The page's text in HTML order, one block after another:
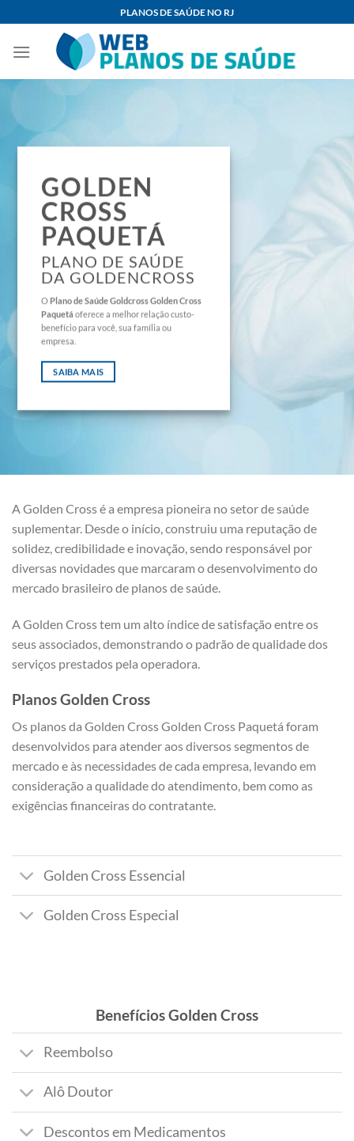
content
PLANOS DE SAÚDE NO RJ
GOLDEN
CROSS
PAQUETÁ
PLANO DE SAÚDE
DA GOLDENCROSS
O Plano de SaúdeGoldcross Golden Cross
Paquetá oferece a melhor relação custo-
benefício para você, sua família ou
empresa.
SAIBA MAIS
A Golden Cross é a empresa pioneira no setor de saúde
suplementar. Desde o início, construiu uma reputação de
solidez, credibilidade e inovação, sendo responsável por
diversas novidades que marcaram o desenvolvimento do
mercado brasileiro de planos de saúde.
A Golden Cross tem um alto índice de satisfação entre os
seus associados, demonstrando o padrão de qualidade dos
serviços prestados pela operadora.
Planos Golden Cross
Os planos da Golden Cross Golden Cross Paquetá foram
desenvolvidos para atender aos diversos segmentos de
mercado e às necessidades de cada empresa, levando em
consideração a qualidade do atendimento, bem como as
exigências financeiras do contratante.
Golden Cross Essencial
Golden Cross Especial
Benefícios Golden Cross
Reembolso
Alô Doutor
Descontos em Medicamentos